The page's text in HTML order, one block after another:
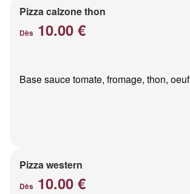
Pizza calzone thon
Dès 10.00 €
Base sauce tomate, fromage, thon, oeuf
Pizza western
Dès 10.00 €